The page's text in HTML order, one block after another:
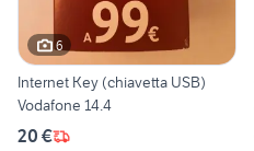
6
Internet Key (chiavetta USB)
Vodafone 14.4
20 €